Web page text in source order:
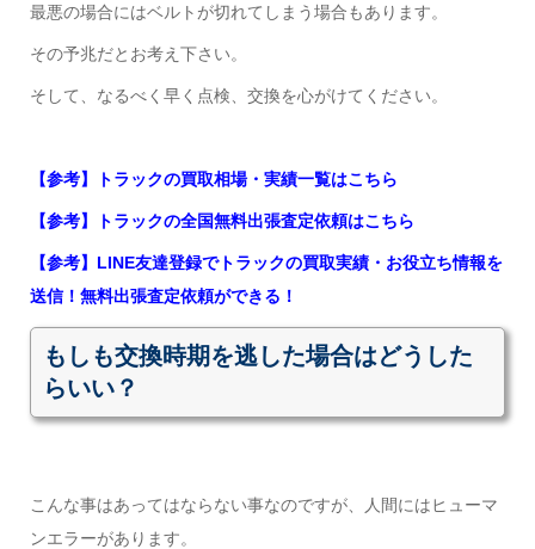
最悪の場合にはベルトが切れてしまう場合もあります。
その予兆だとお考え下さい。
そして、なるべく早く点検、交換を心がけてください。
【参考】トラックの買取相場・実績一覧はこちら
【参考】トラックの全国無料出張査定依頼はこちら
【参考】LINE友達登録でトラックの買取実績・お役立ち情報を
送信！無料出張査定依頼ができる！
もしも交換時期を逃した場合はどうした
らいい？
こんな事はあってはならない事なのですが、人間にはヒューマ
ンエラーがあります。